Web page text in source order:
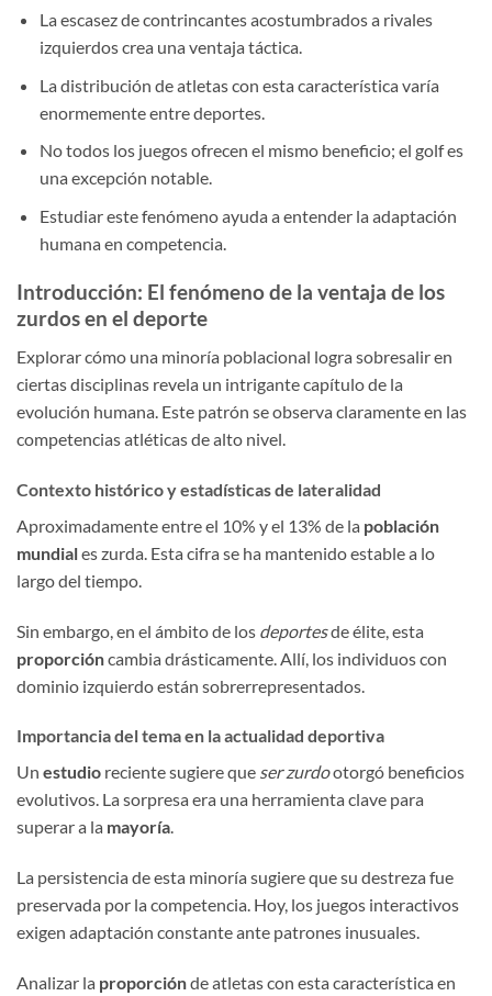
La escasez de contrincantes acostumbrados a rivales
izquierdos crea una ventaja táctica.
La distribución de atletas con esta característica varía
enormemente entre deportes.
No todos los juegos ofrecen el mismo beneficio; el golf es
una excepción notable.
Estudiar este fenómeno ayuda a entender la adaptación
humana en competencia.
Introducción: El fenómeno de la ventaja de los
zurdos en el deporte
Explorar cómo una minoría poblacional logra sobresalir en
ciertas disciplinas revela un intrigante capítulo de la
evolución humana. Este patrón se observa claramente en las
competencias atléticas de alto nivel.
Contexto histórico y estadísticas de lateralidad
Aproximadamente entre el 10% y el 13% de la población
mundiales zurda. Esta cifra se ha mantenido estable a lo
largo del tiempo.
Sin embargo, en el ámbito de los deportesde élite, esta
proporcióncambia drásticamente. Allí, los individuos con
dominio izquierdo están sobrerrepresentados.
Importancia del tema en la actualidad deportiva
Un estudio reciente sugiere que ser zurdootorgó beneficios
evolutivos. La sorpresa era una herramienta clave para
superar a la mayoría.
La persistencia de esta minoría sugiere que su destreza fue
preservada por la competencia. Hoy, los juegos interactivos
exigen adaptación constante ante patrones inusuales.
Analizar la proporciónde atletas con esta característica en